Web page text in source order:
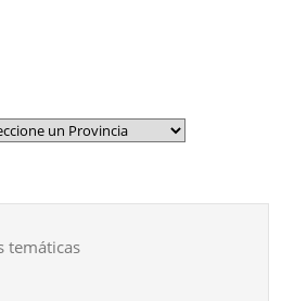
temáticas